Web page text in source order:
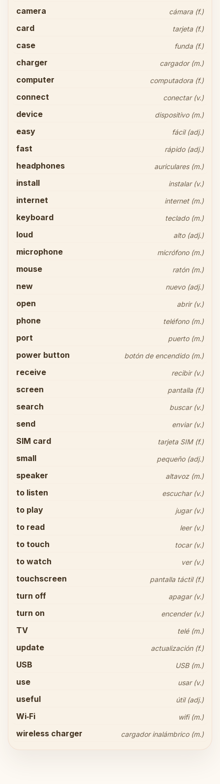
camera cámara (f.)
card tarjeta (f.)
case funda (f.)
charger cargador (m.)
computer computadora (f.)
connect conectar (v.)
device dispositivo (m.)
easy fácil (adj.)
fast rápido (adj.)
headphones auriculares (m.)
install instalar (v.)
internet internet (m.)
keyboard teclado (m.)
loud alto (adj.)
microphone micrófono (m.)
mouse ratón (m.)
new nuevo (adj.)
open abrir (v.)
phone teléfono (m.)
port puerto (m.)
power button botón de encendido (m.)
receive recibir (v.)
screen pantalla (f.)
search buscar (v.)
send enviar (v.)
SIM card tarjeta SIM (f.)
small pequeño (adj.)
speaker altavoz (m.)
to listen escuchar (v.)
to play jugar (v.)
to read leer (v.)
to touch tocar (v.)
to watch ver (v.)
touchscreen pantalla táctil (f.)
turn off apagar (v.)
turn on encender (v.)
TV telé (m.)
update actualización (f.)
USB USB (m.)
use usar (v.)
useful útil (adj.)
Wi‑Fi wifi (m.)
wireless charger cargador inalámbrico (m.)